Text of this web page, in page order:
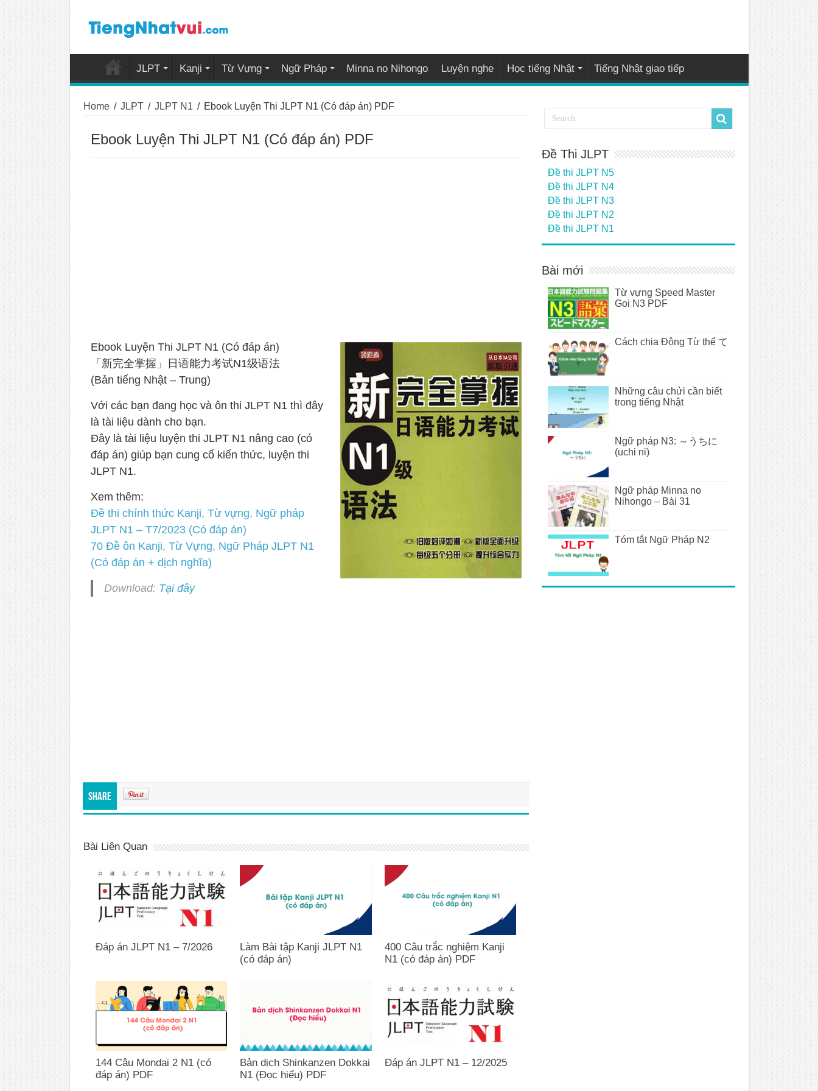
JLPT Kanji Từ Vựng Ngữ Pháp Minna no Nihongo Luyện nghe Học tiếng Nhật Tiếng Nhật giao tiếp
Home / JLPT / JLPT N1 / Ebook Luyện Thi JLPT N1 (Có đáp án) PDF
Ebook Luyện Thi JLPT N1 (Có đáp án) PDF
Ebook Luyện Thi JLPT N1 (Có đáp án)
「新完全掌握」日语能力考试N1级语法
(Bản tiếng Nhật – Trung)
Với các bạn đang học và ôn thi JLPT N1 thì đây
là tài liệu dành cho bạn.
Đây là tài liệu luyện thi JLPT N1 nâng cao (có
đáp án) giúp bạn cung cố kiến thức, luyện thi
JLPT N1.
Xem thêm:
Đề thi chính thức Kanji, Từ vựng, Ngữ pháp
JLPT N1 – T7/2023 (Có đáp án)
70 Đề ôn Kanji, Từ Vựng, Ngữ Pháp JLPT N1
(Có đáp án + dịch nghĩa)
Download: Tại đây
Share
Bài Liên Quan
Đáp án JLPT N1 – 7/2026
Làm Bài tập Kanji JLPT N1
(có đáp án)
400 Câu trắc nghiệm Kanji
N1 (có đáp án) PDF
144 Câu Mondai 2 N1 (có
đáp án) PDF
Bản dịch Shinkanzen Dokkai
N1 (Đọc hiểu) PDF
Đáp án JLPT N1 – 12/2025
Đề Thi JLPT
Đề thi JLPT N5
Đề thi JLPT N4
Đề thi JLPT N3
Đề thi JLPT N2
Đề thi JLPT N1
Bài mới
Từ vựng Speed Master
Goi N3 PDF
Cách chia Động Từ thể て
Những câu chửi cần biết
trong tiếng Nhật
Ngữ pháp N3: ～うちに
(uchi ni)
Ngữ pháp Minna no
Nihongo – Bài 31
Tóm tắt Ngữ Pháp N2